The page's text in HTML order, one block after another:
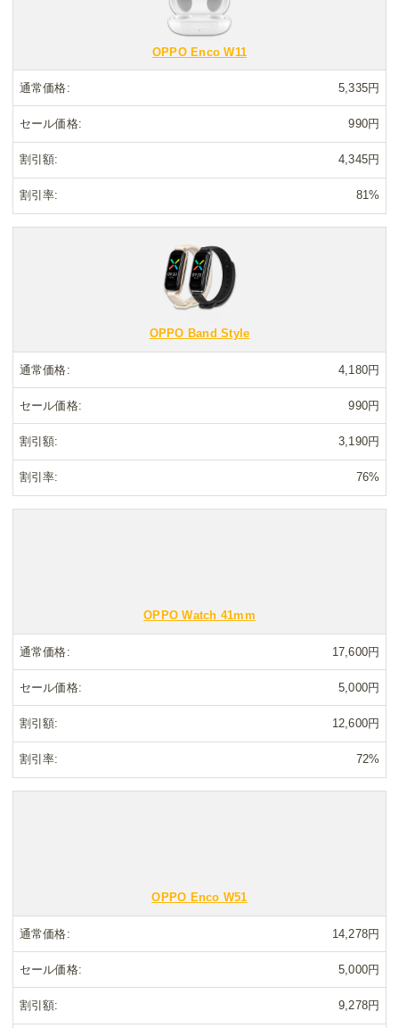
OPPO Enco W11
通常価格 5,335円
セール価格 990円
割引額 4,345円
割引率 81%
OPPO Band Style
通常価格 4,180円
セール価格 990円
割引額 3,190円
割引率 76%
OPPO Watch 41mm
通常価格 17,600円
セール価格 5,000円
割引額 12,600円
割引率 72%
OPPO Enco W51
通常価格 14,278円
セール価格 5,000円
割引額 9,278円